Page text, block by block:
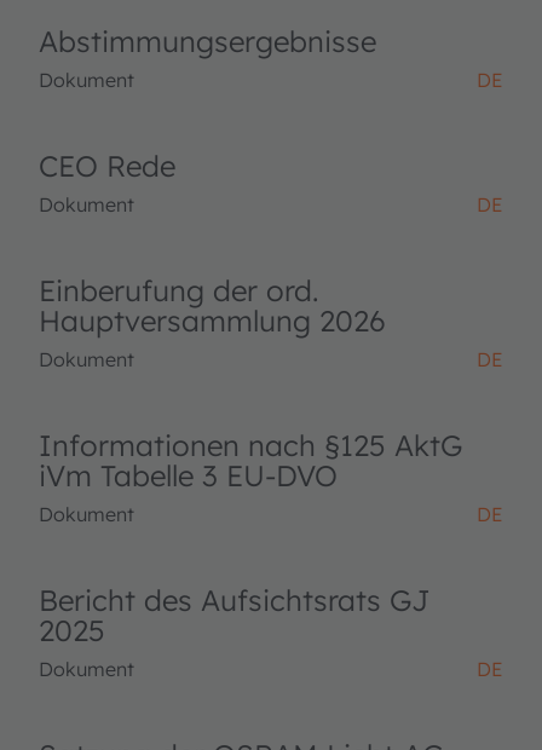
Abstimmungsergebnisse
Dokument DE
CEO Rede
Dokument DE
Einberufung der ord.
Hauptversammlung 2026
Dokument DE
Informationen nach §125 AktG
iVm Tabelle 3 EU-DVO
Dokument DE
Bericht des Aufsichtsrats GJ
2025
Dokument DE